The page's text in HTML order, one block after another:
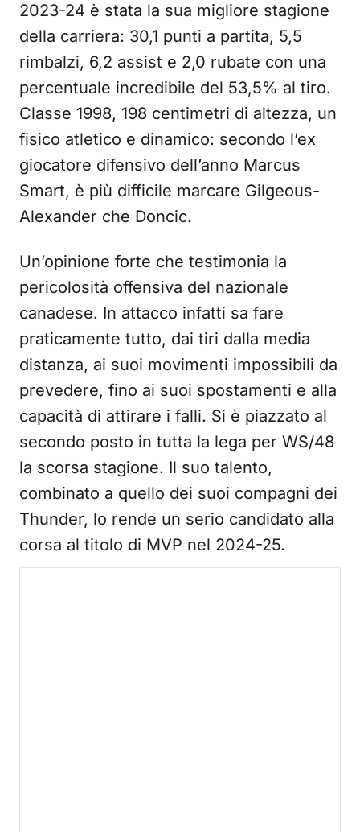
2023-24 è stata la sua migliore stagione
della carriera: 30,1 punti a partita, 5,5
rimbalzi, 6,2 assist e 2,0 rubate con una
percentuale incredibile del 53,5% al tiro.
Classe 1998, 198 centimetri di altezza, un
fisico atletico e dinamico: secondo l’ex
giocatore difensivo dell’anno Marcus
Smart, è più difficile marcare Gilgeous-
Alexander che Doncic.
Un’opinione forte che testimonia la
pericolosità offensiva del nazionale
canadese. In attacco infatti sa fare
praticamente tutto, dai tiri dalla media
distanza, ai suoi movimenti impossibili da
prevedere, fino ai suoi spostamenti e alla
capacità di attirare i falli. Si è piazzato al
secondo posto in tutta la lega per WS/48
la scorsa stagione. Il suo talento,
combinato a quello dei suoi compagni dei
Thunder, lo rende un serio candidato alla
corsa al titolo di MVP nel 2024-25.